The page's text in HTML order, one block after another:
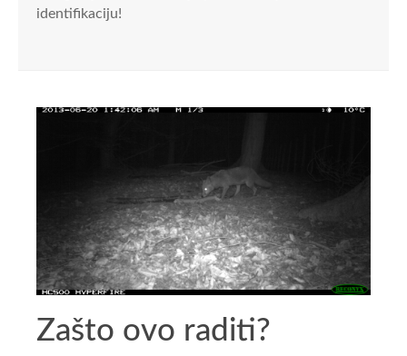
identifikaciju!
Zašto ovo raditi?